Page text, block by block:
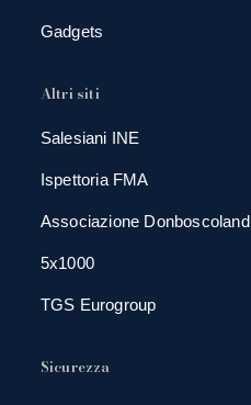
Gadgets
Altri siti
Salesiani INE
Ispettoria FMA
Associazione Donboscoland
5x1000
TGS Eurogroup
Sicurezza